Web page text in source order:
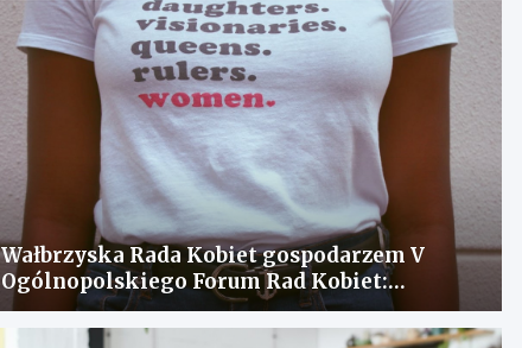
Wałbrzyska Rada Kobiet gospodarzem V
Ogólnopolskiego Forum Rad Kobiet:
spotkanie dla wymiany doświadczeń i
rozwiązania problemów